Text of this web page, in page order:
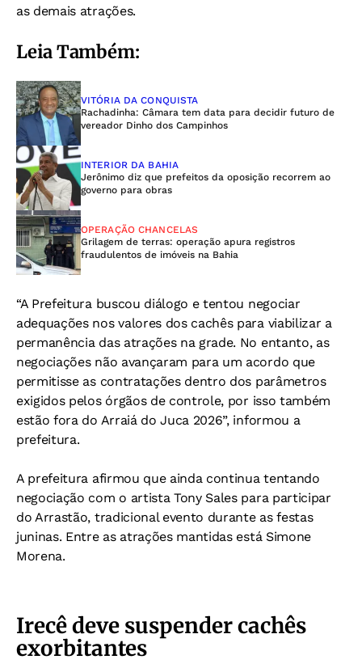
as demais atrações.
Leia Também:
VITÓRIA DA CONQUISTA
Rachadinha: Câmara tem data para decidir futuro de
vereador Dinho dos Campinhos
INTERIOR DA BAHIA
Jerônimo diz que prefeitos da oposição recorrem ao
governo para obras
OPERAÇÃO CHANCELAS
Grilagem de terras: operação apura registros
fraudulentos de imóveis na Bahia
“A Prefeitura buscou diálogo e tentou negociar
adequações nos valores dos cachês para viabilizar a
permanência das atrações na grade. No entanto, as
negociações não avançaram para um acordo que
permitisse as contratações dentro dos parâmetros
exigidos pelos órgãos de controle, por isso também
estão fora do Arraiá do Juca 2026”, informou a
prefeitura.
A prefeitura afirmou que ainda continua tentando
negociação com o artista Tony Sales para participar
do Arrastão, tradicional evento durante as festas
juninas. Entre as atrações mantidas está Simone
Morena.
Irecê deve suspender cachês
exorbitantes